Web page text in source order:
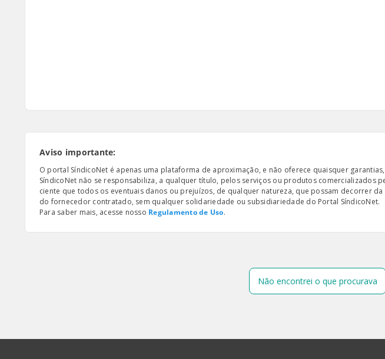
Aviso importante:
O portal SíndicoNet é apenas uma plataforma de aproximação, e não oferece quaisquer
SíndicoNet não se responsabiliza, a qualquer título, pelos serviços ou produtos
ciente que todos os eventuais danos ou prejuízos, de qualquer natureza, que possam decorrer
do fornecedor contratado, sem qualquer solidariedade ou subsidiariedade do Portal SíndicoNet.
Para saber mais, acesse nosso Regulamento de Uso.
Não encontrei o que procurava